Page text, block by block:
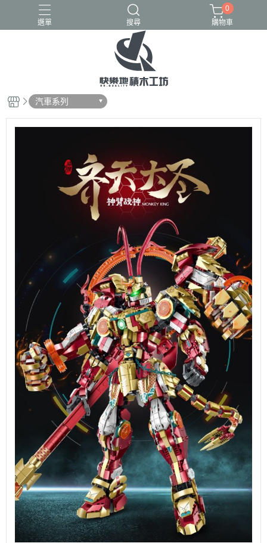
選單 搜尋
熾造社
0
購物車
汽車系列